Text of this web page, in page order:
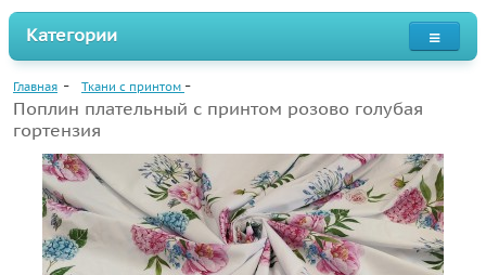
Категории
Главная Ткани с принтом
Поплин плательный с принтом розово голубая
гортензия